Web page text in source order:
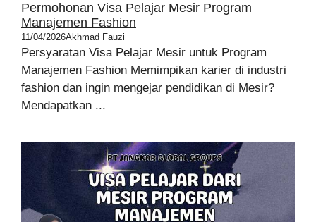
Permohonan Visa Pelajar Mesir Program
Manajemen Fashion
11/04/2026Akhmad Fauzi
Persyaratan Visa Pelajar Mesir untuk Program
Manajemen Fashion Memimpikan karier di industri
fashion dan ingin mengejar pendidikan di Mesir?
Mendapatkan ...